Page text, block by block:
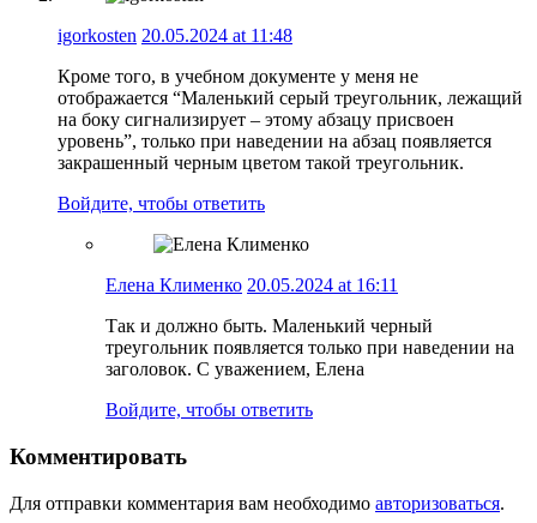
igorkosten 20.05.2024 at 11:48
Кроме того, в учебном документе у меня не
отображается “Маленький серый треугольник, лежащий
на боку сигнализирует – этому абзацу присвоен
уровень”, только при наведении на абзац появляется
закрашенный черным цветом такой треугольник.
Войдите, чтобы ответить
Елена Клименко 20.05.2024 at 16:11
Так и должно быть. Маленький черный
треугольник появляется только при наведении на
заголовок. С уважением, Елена
Войдите, чтобы ответить
Комментировать
Для отправки комментария вам необходимо авторизоваться.